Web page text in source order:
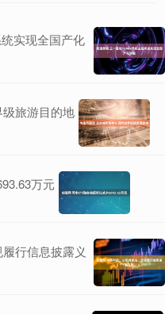
实现全国产化
旅游目的地
万元
行信息披露义